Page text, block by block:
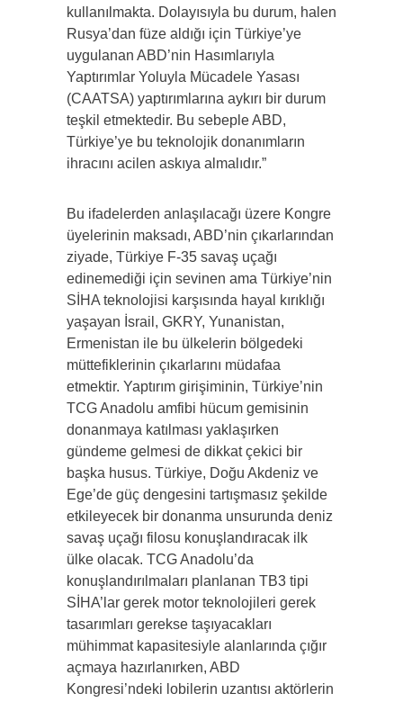
kullanılmakta. Dolayısıyla bu durum, halen
Rusya’dan füze aldığı için Türkiye’ye
uygulanan ABD’nin Hasımlarıyla
Yaptırımlar Yoluyla Mücadele Yasası
(CAATSA) yaptırımlarına aykırı bir durum
teşkil etmektedir. Bu sebeple ABD,
Türkiye’ye bu teknolojik donanımların
ihracını acilen askıya almalıdır.”
Bu ifadelerden anlaşılacağı üzere Kongre
üyelerinin maksadı, ABD’nin çıkarlarından
ziyade, Türkiye F-35 savaş uçağı
edinemediği için sevinen ama Türkiye’nin
SİHA teknolojisi karşısında hayal kırıklığı
yaşayan İsrail, GKRY, Yunanistan,
Ermenistan ile bu ülkelerin bölgedeki
müttefiklerinin çıkarlarını müdafaa
etmektir. Yaptırım girişiminin, Türkiye’nin
TCG Anadolu amfibi hücum gemisinin
donanmaya katılması yaklaşırken
gündeme gelmesi de dikkat çekici bir
başka husus. Türkiye, Doğu Akdeniz ve
Ege’de güç dengesini tartışmasız şekilde
etkileyecek bir donanma unsurunda deniz
savaş uçağı filosu konuşlandıracak ilk
ülke olacak. TCG Anadolu’da
konuşlandırılmaları planlanan TB3 tipi
SİHA’lar gerek motor teknolojileri gerek
tasarımları gerekse taşıyacakları
mühimmat kapasitesiyle alanlarında çığır
açmaya hazırlanırken, ABD
Kongresi’ndeki lobilerin uzantısı aktörlerin